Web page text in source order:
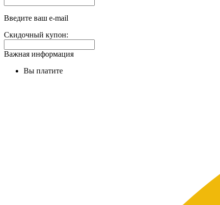
доп.
поле:
Введите ваш e-mail
Скидочный купон:
Важная информация
Вы платите